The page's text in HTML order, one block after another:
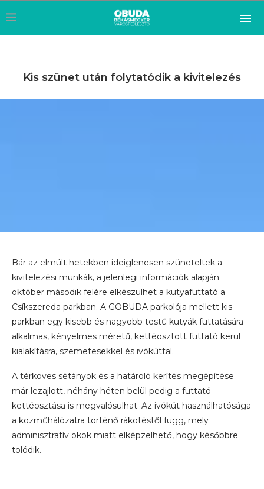
Kis szünet után folytatódik a kivitelezés
Bár az elmúlt hetekben ideiglenesen szüneteltek a
kivitelezési munkák, a jelenlegi információk alapján
október második felére elkészülhet a kutyafuttató a
Csíkszereda parkban. A GOBUDA parkolója mellett kis
parkban egy kisebb és nagyobb testű kutyák futtatására
alkalmas, kényelmes méretű, kettéosztott futtató kerül
kialakításra, szemetesekkel és ivókúttal.
A térköves sétányok és a határoló kerítés megépítése
már lezajlott, néhány héten belül pedig a futtató
kettéosztása is megvalósulhat. Az ivókút használhatósága
a közműhálózatra történő rákötéstől függ, mely
adminisztratív okok miatt elképzelhető, hogy későbbre
tolódik.